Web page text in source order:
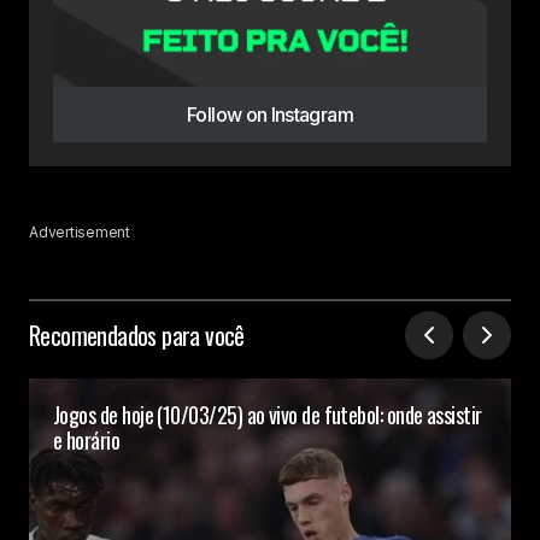
Follow on Instagram
Advertisement
Recomendados para você
Jogos de hoje (10/03/25) ao vivo de futebol: onde assistir
e horário